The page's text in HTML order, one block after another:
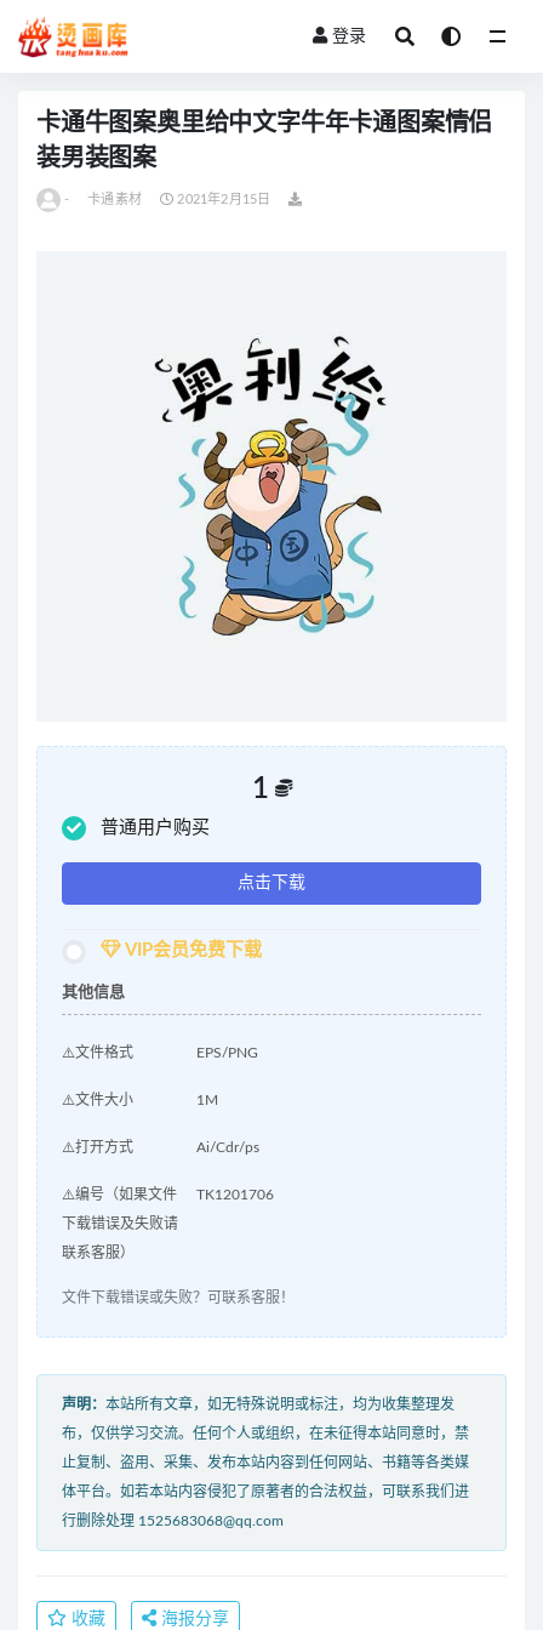
登录
卡通牛图案奥里给中文字牛年卡通图案情侣
装男装图案
- 卡通素材 2021年2月15日
1
普通用户购买
点击下载
VIP会员免费下载
其他信息
⚠️文件格式 EPS/PNG
⚠️文件大小 1M
⚠️打开方式 Ai/Cdr/ps
⚠️编号（如果文件
下载错误及失败请
联系客服）
TK1201706
文件下载错误或失败？可联系客服！
声明： 本站所有文章，如无特殊说明或标注，均为收集整理发
布，仅供学习交流。任何个人或组织，在未征得本站同意时，禁
止复制、盗用、采集、发布本站内容到任何网站、书籍等各类媒
体平台。如若本站内容侵犯了原著者的合法权益，可联系我们进
行删除处理 1525683068@qq.com
收藏 海报分享